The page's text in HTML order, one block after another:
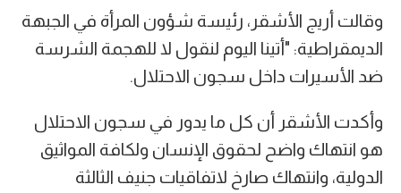
وقالت أريج الأشقر، رئيسة شؤون المرأة في الجبهة
الديمقراطية: "أتينا اليوم لنقول لا للهجمة الشرسة
ضد الأسيرات داخل سجون الاحتلال.
وأكدت الأشقر أن كل ما يدور في سجون الاحتلال
هو انتهاك واضح لحقوق الإنسان ولكافة المواثيق
الدولية، وانتهاك صارخ لاتفاقيات جنيف الثالثة